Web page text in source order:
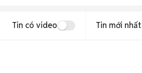
Tin có video Tin mới nhất